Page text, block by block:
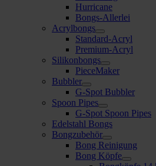
Hurricane
Bongs-Allerlei
Acrylbongs
Standard-Acryl
Premium-Acryl
Silikonbongs
PieceMaker
Bubbler
G-Spot Bubbler
Spoon Pipes
G-Spot Spoon Pipes
Edelstahl Bongs
Bongzubehör
Bong Reinigung
Bong Köpfe